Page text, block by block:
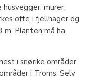
murer,
ofte i fjellhager og
Planten må ha
i snørike områder
i Troms. Selv